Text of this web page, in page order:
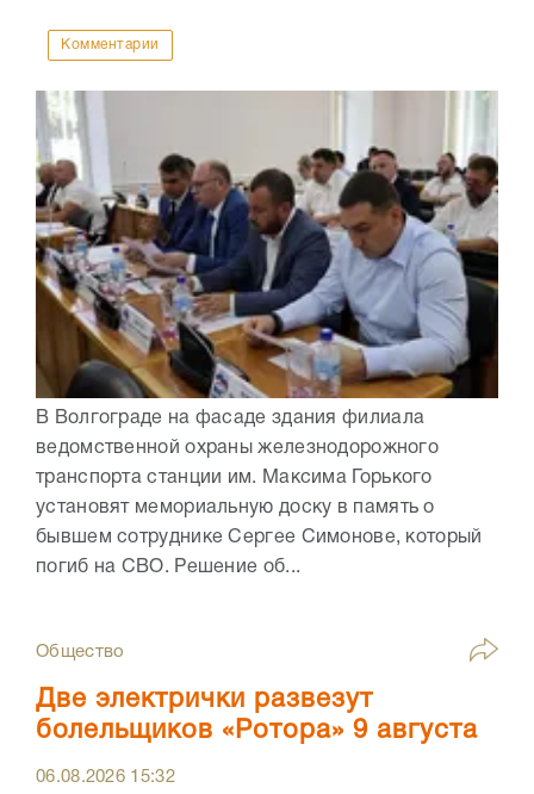
Комментарии
В Волгограде на фасаде здания филиала
ведомственной охраны железнодорожного
транспорта станции им. Максима Горького
установят мемориальную доску в память о
бывшем сотруднике Сергее Симонове, который
погиб на СВО. Решение об...
Общество
Две электрички развезут
болельщиков «Ротора» 9 августа
06.08.2026 15:32